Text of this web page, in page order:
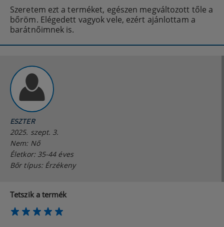
Szeretem ezt a terméket, egészen megváltozott tőle a
bőröm. Elégedett vagyok vele, ezért ajánlottam a
barátnőimnek is.
ESZTER
2025. szept. 3.
Nem: Nő
Életkor: 35-44 éves
Bőr típus: Érzékeny
Tetszik a termék